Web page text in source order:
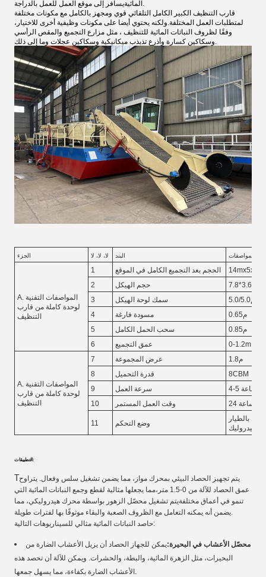
المائية يسافر إلى موقع العمل للعمل بالدراجة.
قارب التنظيف الكبير الكامل التلقائي قوي ومجهز بالكامل مع مكونات مختلفة
لمتطلبات العمل المختلفة.ولكنه يحتوي أيضا على مكونات وظيفية أخرى للاختيار،
وفقًا لظروف النباتات المائية للتنظيف ، مثل مزارع التجميع والمقص الرأسي
وسكاكين كسارة وأذرع تذبذب ميكانيكية وسكاكين عجلات وما إلى ذلك.
الجزء لا، لا، لا البند المواصفات
A. المواصفات التقنية
لوحدة كاملة من قارب
التنظيف
1 الحجم بعد التجميع الكامل في الموقع
2
حجم الهيكل
3
سمك لوحة الهيكل
5.0/5.0ملم
4
مسودة فارغة
0.65م
5
سحب الحمل الكامل
0.85م
6
عمق التجميع 0-1.2m
A. المواصفات التقنية
لوحدة كاملة من قارب
التنظيف
7 عرض المجموعة
1.8م
8
قدرة التحميل
8CBM
9
سرعة العمل
الساعة
10
وقت العمل المستمر 24 ساعة
11 وضع التحكم
بالطيار
والهيدروليك
التطبيقات:
Tيتم تجهيز الحصاد البيئي بمحرك مواز، مما يضمن تشغيل سلس وفعال. يتراوح
عمق الحصاد للآلة من 0-1.5 متر،مما يجعلها مثالية لقطع وجمع النباتات المائية التي
تنمو في أعماق مختلفةيتم تشغيل محصّل الزهور بواسطة محرك هيدروليكي، مما
يضمن أنه يمكنه التعامل مع الظروف الصعبة والبقاء موثوقًا بها لفترات طويلة.
حاصد النباتات المائية مثالي للسيناريوهات التالية:
محصّل الأعشاب في البحيرة:يمكن للجهاز الحصاد أن يزيل الأعشاب الضارة من
البحيرات، مثل الزهرة المائية، والبطة، والحشرات. ويمكن للآلة أن تحصد هذه
الأعشاب الضارة بكفاءة، مما يسهل جمعها.